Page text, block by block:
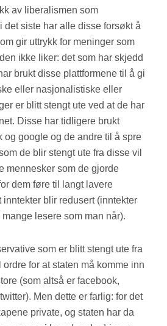
av liberalismen som
det siste har alle disse forsøkt å
gir uttrykk for meninger som
ikke liker: det som har skjedd
brukt disse plattformene til å gi
eller nasjonalistiske eller
er blitt stengt ute ved at de har
Disse har tidligere brukt
og google og de andre til å spre
de blir stengt ute fra disse vil
mennesker som de gjorde
dem føre til langt lavere
blir redusert (inntekter
lesere som man når).
som er blitt stengt ute fra
for at staten må komme inn
(som altså er facebook,
Men dette er farlig: for det
private, og staten har da